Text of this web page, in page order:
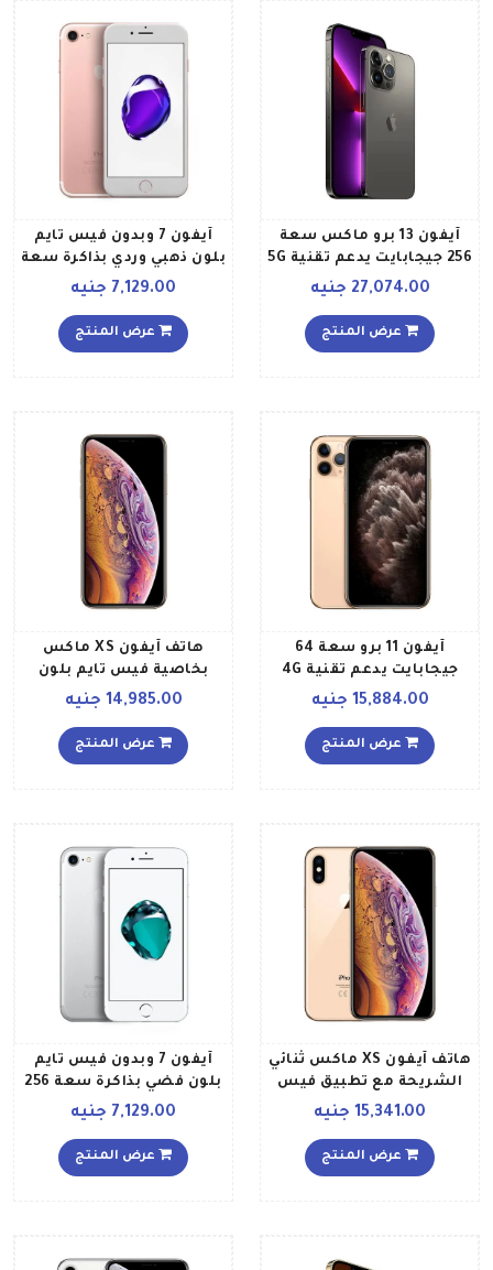
آيفون 13 برو ماكس سعة
256 جيجابايت يدعم تقنية 5G
مع فيس تايم لون رصاصي
العربية السعودية
27,074.00 جنيه
عرض المنتج
آيفون 7 وبدون فيس تايم
بلون ذهبي وردي بذاكرة سعة
256 جيجابايت ومزود بخدمة
7,129.00 جنيه
عرض المنتج
آيفون 11 برو سعة 64
جيجابايت يدعم تقنية 4G
LTE و فايس تايم، ذهبي
15,884.00 جنيه
عرض المنتج
هاتف آيفون XS ماكس
بخاصية فيس تايم بلون
الجيل الرابع LTE
14,985.00 جنيه
عرض المنتج
هاتف آيفون XS ماكس ثنائي
الشريحة مع تطبيق فيس
تايم، لون ذهبي وذاكرة
ويدعم خاصية الجيل الرابع
15,341.00 جنيه
عرض المنتج
آيفون 7 وبدون فيس تايم
بلون فضي بذاكرة سعة 256
جيجابايت ومزود بخدمة 4G
7,129.00 جنيه
عرض المنتج